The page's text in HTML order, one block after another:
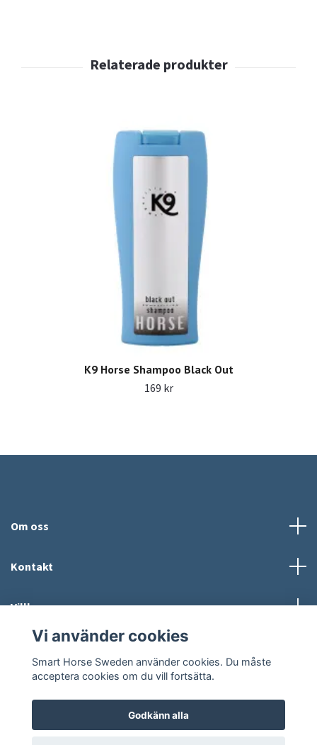
K9 Horse Shampoo Black Out
169 kr
Om oss
Kontakt
Villkor
Sociala medier
Vi använder cookies
Smart Horse Sweden använder cookies. Du måste
acceptera cookies om du vill fortsätta.
Godkänn alla